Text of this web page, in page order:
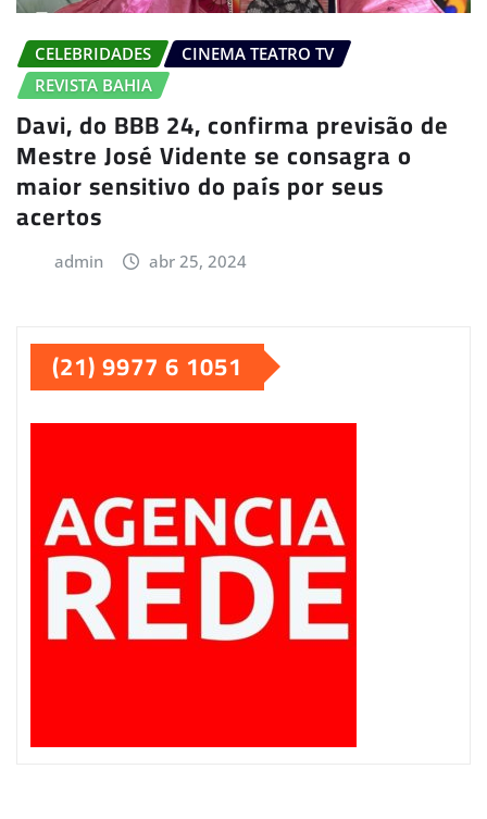
CELEBRIDADES
CINEMA TEATRO TV
REVISTA BAHIA
Davi, do BBB 24, confirma previsão de
Mestre José Vidente se consagra o
maior sensitivo do país por seus
acertos
admin abr 25, 2024
(21) 9977 6 1051